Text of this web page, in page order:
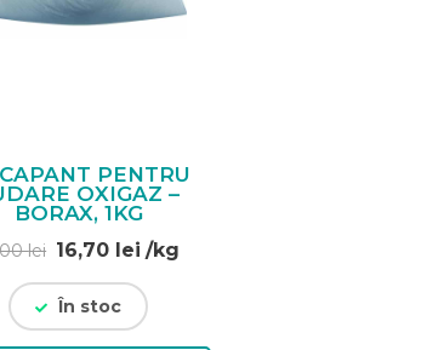
PENTRU
OXIGAZ –
BORAX, 1KG
lei Prețul
a
fost:
16,70 lei Prețul
este:
16,70 lei.
/kg
În stoc